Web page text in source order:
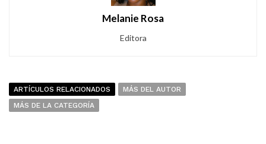
Melanie Rosa
Editora
ARTÍCULOS RELACIONADOS
MÁS DEL AUTOR
MÁS DE LA CATEGORÍA